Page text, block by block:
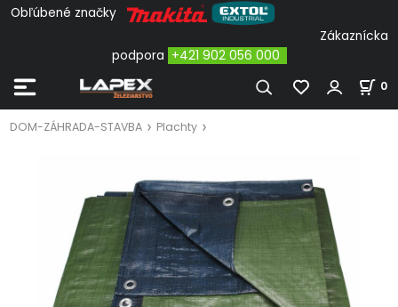
Obľúbené značky
Zákaznícka
podpora +421 902 056 000
0
DOM-ZÁHRADA-STAVBA Plachty